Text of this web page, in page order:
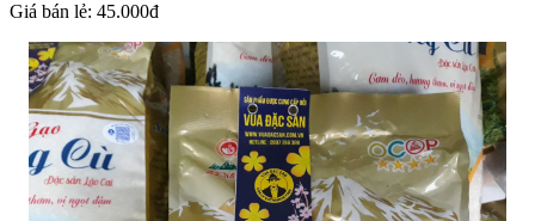
Giá bán lẻ: 45.000đ